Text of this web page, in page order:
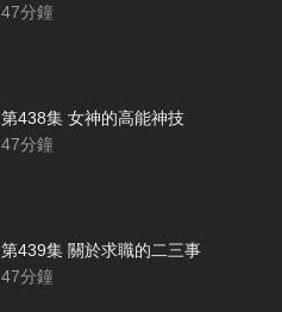
47分鐘
第438集 女神的高能神技
47分鐘
第439集 關於求職的二三事
47分鐘